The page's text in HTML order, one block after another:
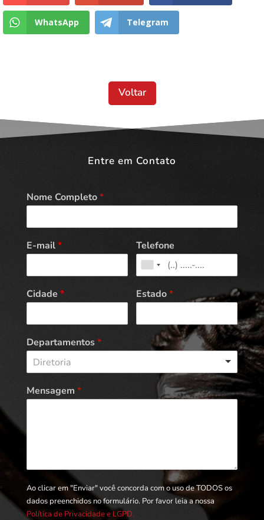
WhatsApp Telegram
Voltar
Entre em Contato
Nome Completo*
E-mail* Telefone
Cidade * Estado*
Departamentos*
Diretoria
Mensagem *
Ao clicar em "Enviar" você concorda com o uso de TODOS os
dados preenchidos no formulário. Por favor leia a nossa
Política de Privacidade e LGPD.